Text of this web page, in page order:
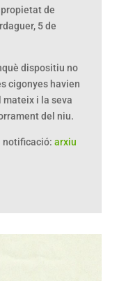
de
5 de
dispositiu no
cigonyes havien
mateix i la seva
del niu.
notificació: arxiu